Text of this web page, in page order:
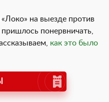
на выезде против
понервничать,
как это было